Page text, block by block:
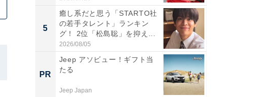
5
癒し系だと思う「STARTO社
の若手タレント」ランキン
グ！ 2位「松島聡」を抑え...
2026/08/05
PR
Jeep アソビュー！ギフト当
たる
Jeep Japan